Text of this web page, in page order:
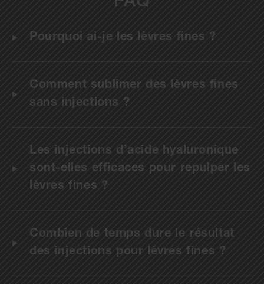
Pourquoi ai-je les lèvres fines ?
Comment sublimer des lèvres fines
sans injections ?
Les injections d’acide hyaluronique
sont-elles efficaces pour repulper les
lèvres fines ?
Combien de temps dure le résultat
des injections pour lèvres fines ?